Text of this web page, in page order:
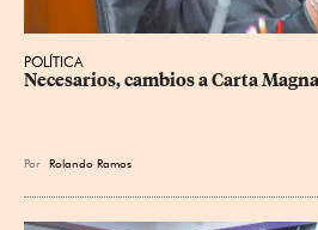
POLÍTICA
Necesarios, cambios a Carta
Por Rolando Ramos